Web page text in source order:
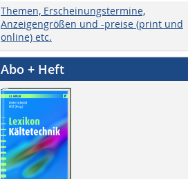
Themen, Erscheinungstermine,
Anzeigengrößen und -preise (print und
online) etc.
Abo + Heft